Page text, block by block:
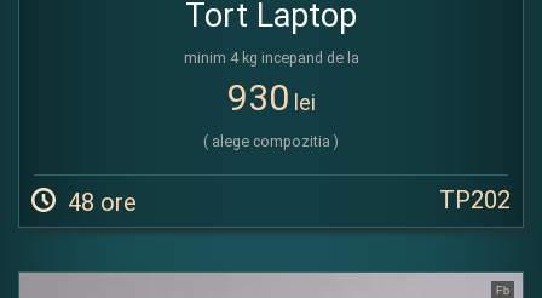
Tort Laptop
minim 4 kg incepand de la
930 lei
( alege compozitia )
48 ore TP202
Fb